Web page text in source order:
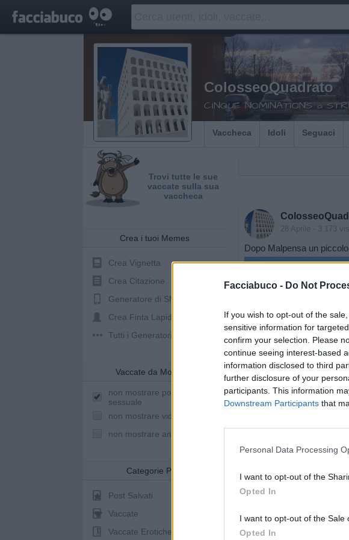
Facciabuco - Do Not
If you wish to opt-out of the
sensitive information for
confirm your selection. Please
continue seeing interest-based
information disclosed to third
further disclosure of your
participants. This information
Downstream Participants that
Personal Data Processing
I want to opt-out of the
Opted In
I want to opt-out of the Sale
Opted In
ColosseoQuadrato
CINQUE NOMINATIONS a
Vaccheca Idoli Seguaci
Trovi tutte le sue
vaccate sulla sua
vaccheca
Crea i tuoi Memes
Crea Vignetta
Crea Citazione
Generatore di SMS
Crea Finta Lapide
Tutti i Generatori
Vaccate da Mostrare
non mostrare post a sfondo
sessuale
non mostrare video youtube
non mostrare animazioni
Categorie Post
Post Salvati
Vaccate
Vaccate Erotiche
28 Aprile - 3.173
Dopo Malpensa un
Ti stimo